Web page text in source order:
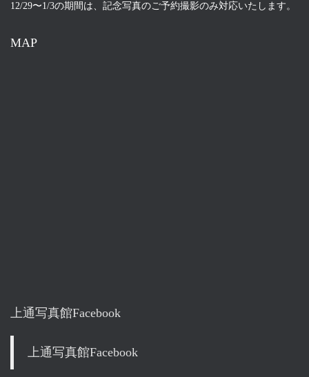
12/29〜1/3の期間は、記念写真のご予約撮影のみ対応いたします。
MAP
上通写真館Facebook
上通写真館Facebook